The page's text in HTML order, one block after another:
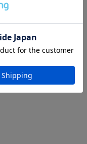
2019年07月16日
ていますが上手に
で、目で追いやす